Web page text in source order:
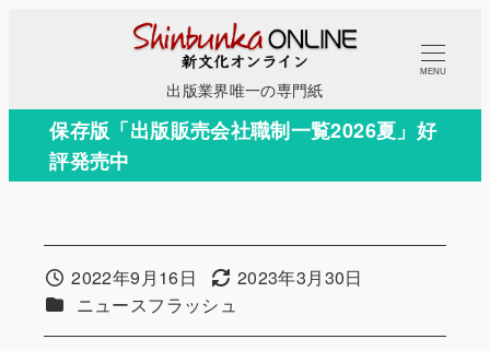
コ
テ
出版業界唯一の専門紙
MENU
保存版「出版販売会社職制一覧2026夏」好
評発売中
投稿日2022年9月16日 更新日2023年3月30日
カテゴリー
ニュースフラッシュ